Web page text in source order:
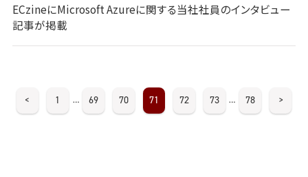
ECzineにMicrosoft Azureに関する当社社員のインタビュー
記事が掲載
< 1 … 69 70 71 72 73 … 78 >